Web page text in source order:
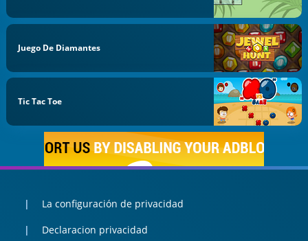
Juego De Diamantes
Tic Tac Toe
La configuración de privacidad
Declaracion privacidad